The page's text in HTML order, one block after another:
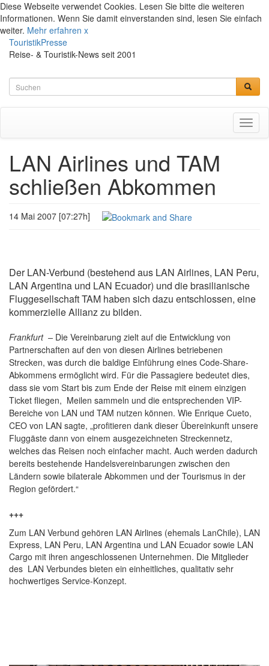
Diese Webseite verwendet Cookies. Lesen Sie bitte die weiteren
Informationen. Wenn Sie damit einverstanden sind, lesen Sie einfach
weiter. Mehr erfahren x
TouristikPresse
Reise- & Touristik-News seit 2001
LAN Airlines und TAM
schließen Abkommen
14 Mai 2007 [07:27h]
Der LAN-Verbund (bestehend aus LAN Airlines, LAN Peru,
LAN Argentina und LAN Ecuador) und die brasilianische
Fluggesellschaft TAM haben sich dazu entschlossen, eine
kommerzielle Allianz zu bilden.
Frankfurt – Die Vereinbarung zielt auf die Entwicklung von
Partnerschaften auf den von diesen Airlines betriebenen
Strecken, was durch die baldige Einführung eines Code-Share-
Abkommens ermöglicht wird. Für die Passagiere bedeutet dies,
dass sie vom Start bis zum Ende der Reise mit einem einzigen
Ticket fliegen, Meilen sammeln und die entsprechenden VIP-
Bereiche von LAN und TAM nutzen können. Wie Enrique Cueto,
CEO von LAN sagte, „profitieren dank dieser Übereinkunft unsere
Fluggäste dann von einem ausgezeichneten Streckennetz,
welches das Reisen noch einfacher macht. Auch werden dadurch
bereits bestehende Handelsvereinbarungen zwischen den
Ländern sowie bilaterale Abkommen und der Tourismus in der
Region gefördert.“
+++
Zum LAN Verbund gehören LAN Airlines (ehemals LanChile), LAN
Express, LAN Peru, LAN Argentina und LAN Ecuador sowie LAN
Cargo mit ihren angeschlossenen Unternehmen. Die Mitglieder
des LAN Verbundes bieten ein einheitliches, qualitativ sehr
hochwertiges Service-Konzept.